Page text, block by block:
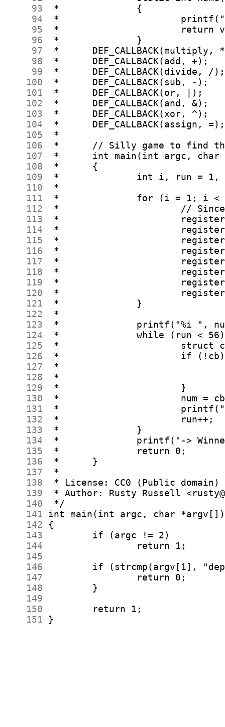
     93
     94
     95
     96
     97
     98
     99
    100
    101
    102
    103
    104
    105
    106
    107
    108
    109
    110
    111
    112
    113
    114
    115
    116
    117
    118
    119
    120
    121
    122
    123
    124
    125
    126
    127
    128
    129
    130
    131
    132
    133
    134
    135
    136
    137
    138
    139
    140
    141
    142
    143
    144
    145
    146
    147
    148
    149
    150
    151